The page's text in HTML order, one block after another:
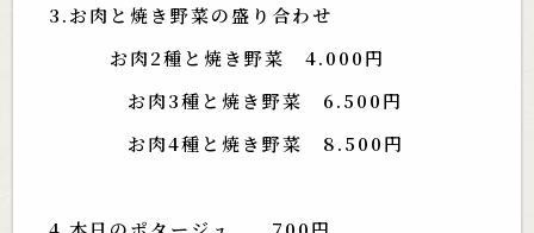
3.お肉と焼き野菜の盛り合わせ
お肉2種と焼き野菜 4.000円
お肉3種と焼き野菜 6.500円
お肉4種と焼き野菜 8.500円